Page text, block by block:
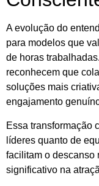
A evolução do
para modelos que
de horas
reconhecem que
soluções mais
engajamento
Essa transformação
líderes quanto de
facilitam o descanso
significativo na